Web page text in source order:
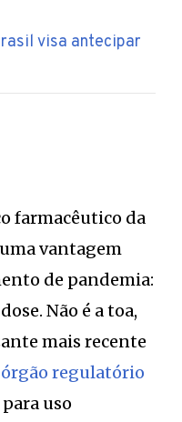
visa antecipar
farmacêutico da
vantagem
de pandemia:
Não é a toa,
mais recente
órgão regulatório
para uso